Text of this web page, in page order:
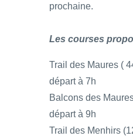
prochaine.
Les courses
Trail des Maures (
départ à 7h
Balcons des
départ à 9h
Trail des Menhirs